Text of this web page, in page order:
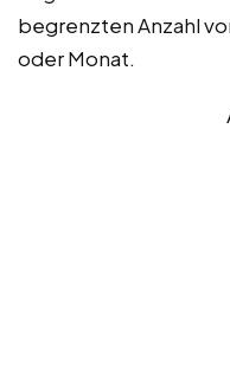
begrenzten Anzahl
oder Monat.